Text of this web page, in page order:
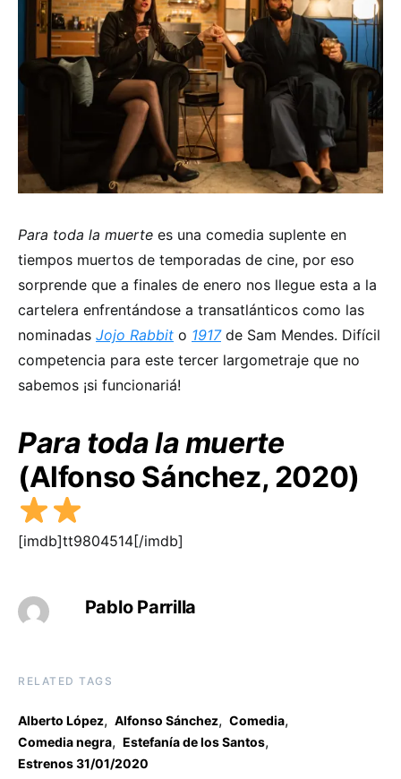
Para toda la muerte es una comedia suplente en
tiempos muertos de temporadas de cine, por eso
sorprende que a finales de enero nos llegue esta a la
cartelera enfrentándose a transatlánticos como las
nominadas Jojo Rabbit o 1917de Sam Mendes. Difícil
competencia para este tercer largometraje que no
sabemos ¡si funcionariá!
Para toda la muerte
(Alfonso Sánchez, 2020)
[imdb]tt9804514[/imdb]
Pablo Parrilla
RELATED TAGS
Alberto López, Alfonso Sánchez, Comedia,
Comedia negra, Estefanía de los Santos,
Estrenos 31/01/2020